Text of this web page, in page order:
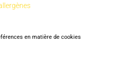
en matière de cookies